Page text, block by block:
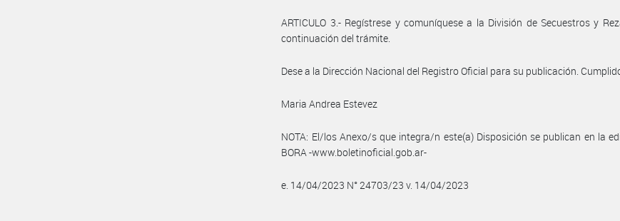
ARTICULO 3.- Regístrese y comuníquese a la División de Secuestros y
continuación del trámite.
Dese a la Dirección Nacional del Registro Oficial para su publicación.
Maria Andrea Estevez
NOTA: El/los Anexo/s que integra/n este(a) Disposición se publican en la
BORA -www.boletinoficial.gob.ar-
e. 14/04/2023 N° 24703/23 v. 14/04/2023